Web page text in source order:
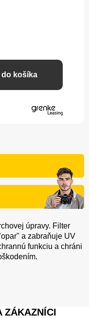
do košíka
úpravy. Filter
a zabraňuje UV
funkciu a chráni
ZÁKAZNÍCI